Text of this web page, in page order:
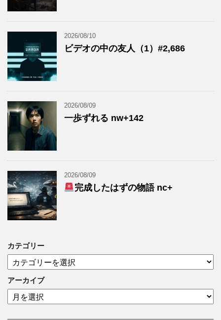
2026/08/10
ビデオの中の友人（1）#2,686
2026/08/09
一歩ずれる nw+142
2026/08/09
完成したはずの物語 nc+
カテゴリー
テ
ゴ
リ
ー
アーカイブ
ア
ー